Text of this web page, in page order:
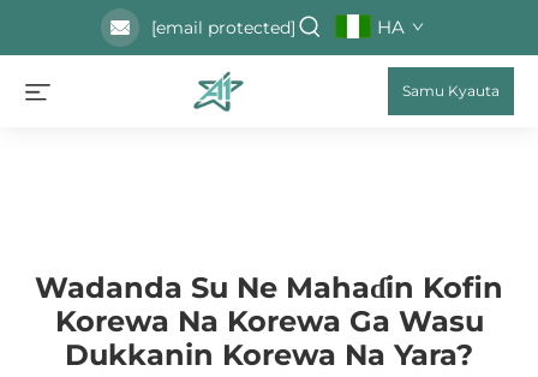
[email protected] HA
Samu Kyauta
Wadanda Su Ne Mahaɗin Kofin
Korewa Na Korewa Ga Wasu
Dukkanin Korewa Na Yara?